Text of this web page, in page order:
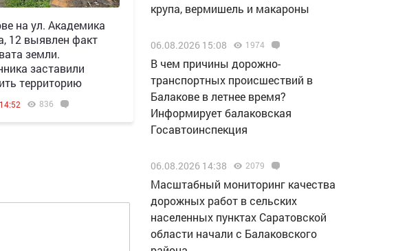
на ул. Академика
12 выявлен факт
земли.
заставили
территорию
836
крупа, вермишель и макароны
06.08.2026 15:08 1974
В чем причины дорожно-
транспортных происшествий в
Балакове в летнее время?
Информирует балаковская
Госавтоинспекция
06.08.2026 14:38 2079
Масштабный мониторинг качества
дорожных работ в сельских
населенных пунктах Саратовской
области начали с Балаковского